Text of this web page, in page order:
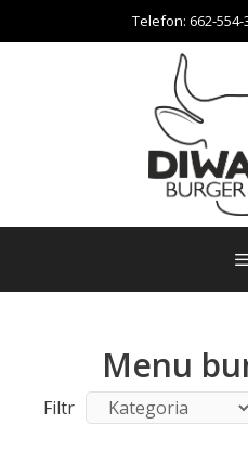
do
Telefon: 662-554-
Menu
Filtr